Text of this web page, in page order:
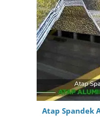
Atap Spandek